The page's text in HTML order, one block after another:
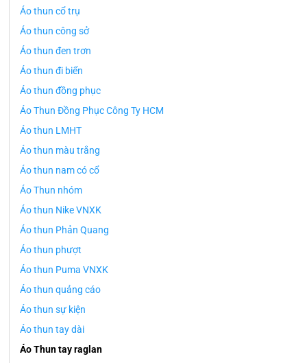
Áo thun cổ trụ
Áo thun công sở
Áo thun đen trơn
Áo thun đi biển
Áo thun đồng phục
Áo Thun Đồng Phục Công Ty HCM
Áo thun LMHT
Áo thun màu trắng
Áo thun nam có cổ
Áo Thun nhóm
Áo thun Nike VNXK
Áo thun Phản Quang
Áo thun phượt
Áo thun Puma VNXK
Áo thun quảng cáo
Áo thun sự kiện
Áo thun tay dài
Áo Thun tay raglan